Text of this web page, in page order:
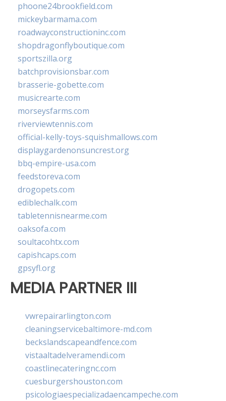
phoone24brookfield.com
mickeybarmama.com
roadwayconstructioninc.com
shopdragonflyboutique.com
sportszilla.org
batchprovisionsbar.com
brasserie-gobette.com
musicrearte.com
morseysfarms.com
riverviewtennis.com
official-kelly-toys-squishmallows.com
displaygardenonsuncrest.org
bbq-empire-usa.com
feedstoreva.com
drogopets.com
ediblechalk.com
tabletennisnearme.com
oaksofa.com
soultacohtx.com
capishcaps.com
gpsyfl.org
MEDIA PARTNER III
vwrepairarlington.com
cleaningservicebaltimore-md.com
beckslandscapeandfence.com
vistaaltadelveramendi.com
coastlinecateringnc.com
cuesburgershouston.com
psicologiaespecializadaencampeche.com